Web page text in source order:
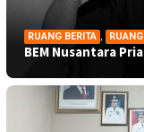
RUANG BERITA ,
BEM Nusantara